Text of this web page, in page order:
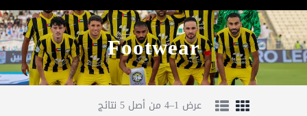
Footwear
English
عرض 1–4 من أصل 5 نتائج